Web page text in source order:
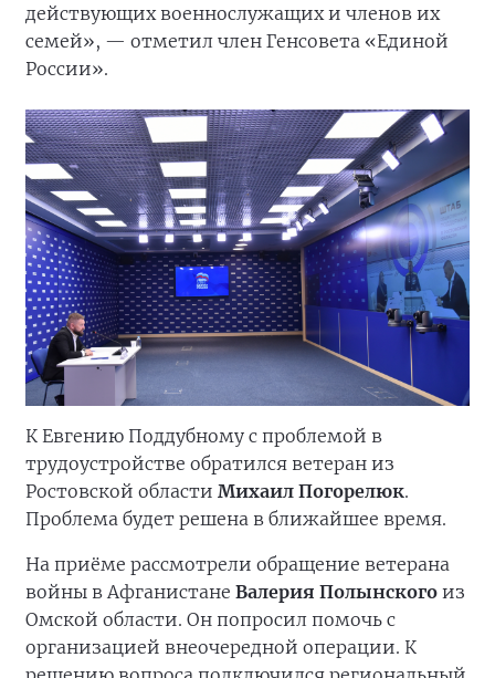
действующих военнослужащих и членов их
семей», — отметил член Генсовета «Единой
России».
К Евгению Поддубному с проблемой в
трудоустройстве обратился ветеран из
Ростовской области Михаил Погорелюк.
Проблема будет решена в ближайшее время.
На приёме рассмотрели обращение ветерана
войны в Афганистане Валерия Полынского из
Омской области. Он попросил помочь с
организацией внеочередной операции. К